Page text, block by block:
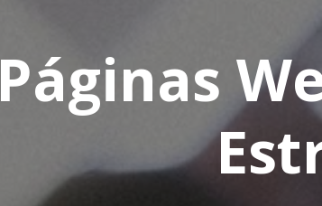
Páginas